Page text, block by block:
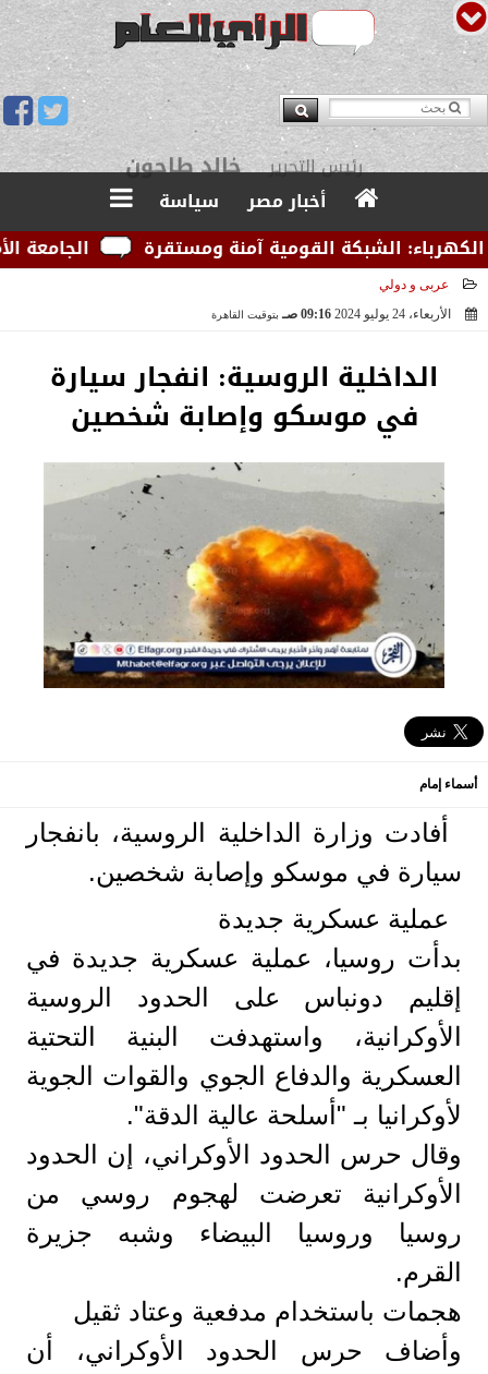
مدير التحرير يوسف قبودان
أخبار مصر
سياسة
الجامعة
الشبكة القومية آمنة ومستقرة
عربى و دولي
الأربعاء، 24 يوليو 2024
09:16 صـ بتوقيت القاهرة
‏الداخلية الروسية: انفجار سيارة
في موسكو وإصابة شخصين
أسماء إمام
أفادت وزارة ‏الداخلية الروسية، بانفجار
سيارة في موسكو وإصابة شخصين.
عملية عسكرية جديدة
بدأت روسيا، عملية عسكرية جديدة في
إقليم دونباس على الحدود الروسية
الأوكرانية، واستهدفت البنية التحتية
العسكرية والدفاع الجوي والقوات الجوية
لأوكرانيا بـ "أسلحة عالية الدقة".
وقال حرس الحدود الأوكراني، إن الحدود
الأوكرانية تعرضت لهجوم روسي من
روسيا وروسيا البيضاء وشبه جزيرة
القرم.
هجمات باستخدام مدفعية وعتاد ثقيل
وأضاف حرس الحدود الأوكراني، أن